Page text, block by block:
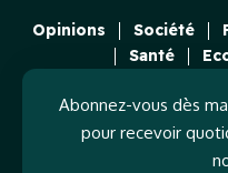
Opinions Société
Santé
Abonnez-vous dès
pour recevoir